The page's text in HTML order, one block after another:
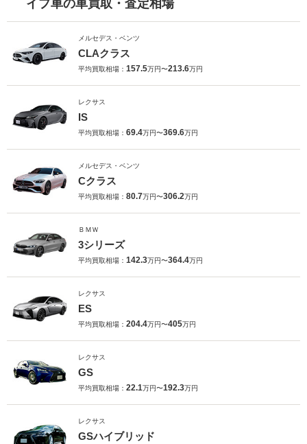
イプ車の車買取・査定相場
メルセデス・ベンツ
CLAクラス
平均買取相場： 157.5万円〜213.6万円
レクサス
IS
平均買取相場： 69.4万円〜369.6万円
メルセデス・ベンツ
Cクラス
平均買取相場： 80.7万円〜306.2万円
ＢＭＷ
3シリーズ
平均買取相場： 142.3万円〜364.4万円
レクサス
ES
平均買取相場： 204.4万円〜405万円
レクサス
GS
平均買取相場： 22.1万円〜192.3万円
レクサス
GSハイブリッド